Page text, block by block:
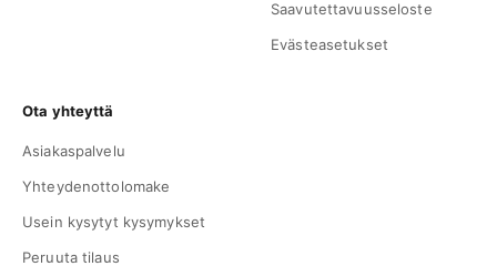
Saavutettavuusseloste
Evästeasetukset
Ota yhteyttä
Asiakaspalvelu
Yhteydenottolomake
Usein kysytyt kysymykset
Peruuta tilaus